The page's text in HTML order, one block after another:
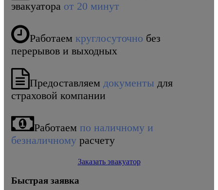
эвакуатора от 20 минут
Работаем круглосуточно без
перерывов и выходных
Предоставляем документы для
страховой компании
Работаем по наличному и
безналичному расчету
Заказать эвакуатор
Быстрая заявка